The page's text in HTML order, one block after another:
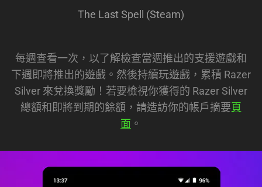
The Last Spell (Steam)
每週查看一次，以了解檢查當週推出的支援遊戲和
下週即將推出的遊戲。然後持續玩遊戲，累積 Razer
Silver 來兌換獎勵！若要檢視你獲得的 Razer Silver
總額和即將到期的餘額，請造訪你的帳戶摘要頁
面 。